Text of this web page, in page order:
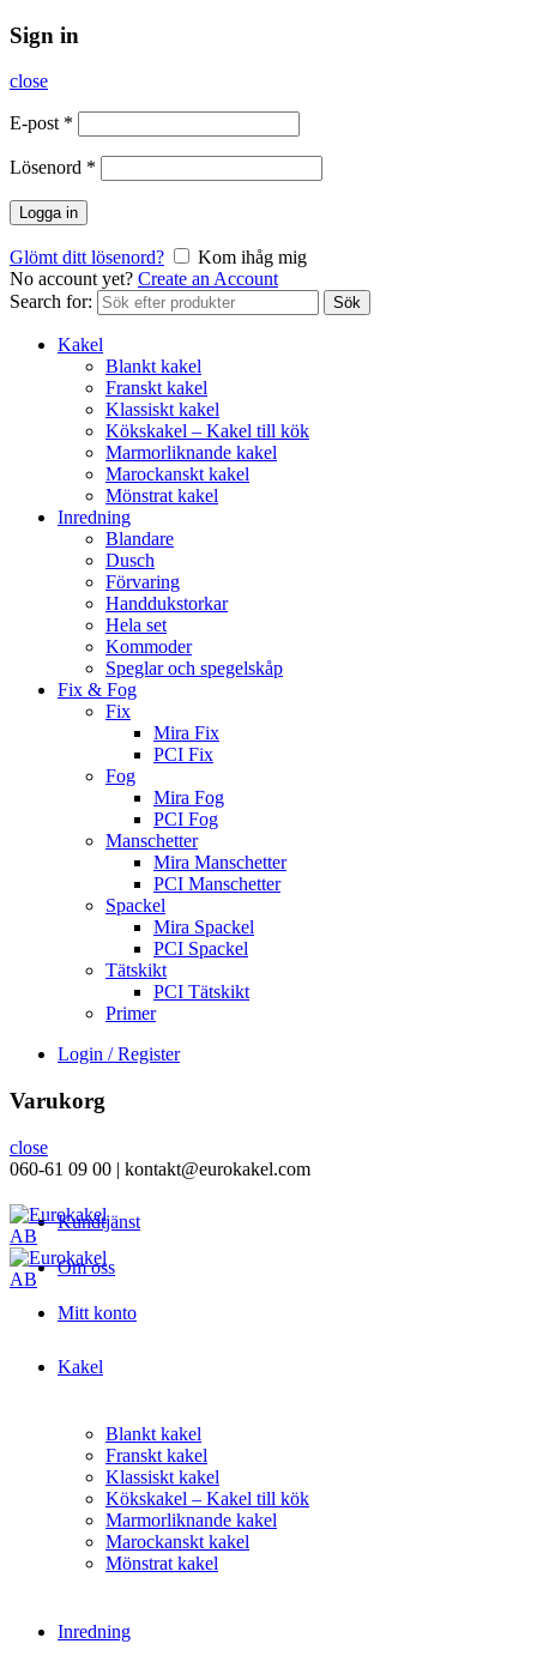
Sign in
close
E-post *
Lösenord *
Logga in
Glömt ditt lösenord?
Kom ihåg mig
No account yet? Create an Account
Search for:
Sök
Kakel
Blankt kakel
Franskt kakel
Klassiskt kakel
Kökskakel – Kakel till kök
Marmorliknande kakel
Marockanskt kakel
Mönstrat kakel
Inredning
Blandare
Dusch
Förvaring
Handdukstorkar
Hela set
Kommoder
Speglar och spegelskåp
Fix & Fog
Fix
Mira Fix
PCI Fix
Fog
Mira Fog
PCI Fog
Manschetter
Mira Manschetter
PCI Manschetter
Spackel
Mira Spackel
PCI Spackel
Tätskikt
PCI Tätskikt
Primer
Login / Register
Varukorg
close
060-61 09 00 | kontakt@eurokakel.com
Kundtjänst
Om oss
Mitt konto
Kakel
Blankt kakel
Franskt kakel
Klassiskt kakel
Kökskakel – Kakel till kök
Marmorliknande kakel
Marockanskt kakel
Mönstrat kakel
Inredning